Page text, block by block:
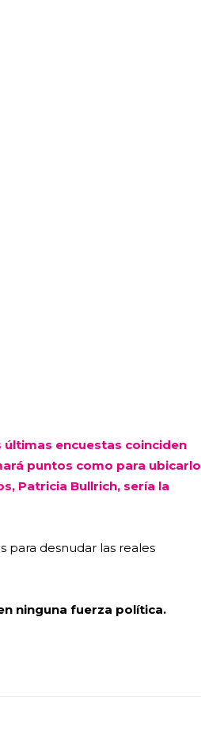
últimas encuestas coinciden
puntos como para ubicarlo
Patricia Bullrich, sería la
para desnudar las reales
ninguna fuerza política.